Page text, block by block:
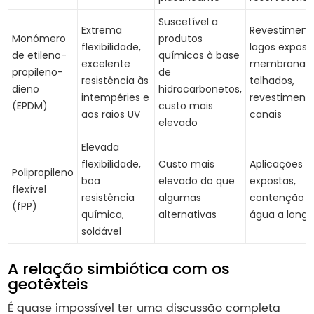
Monómero
de etileno-
propileno-
dieno
(EPDM)
Extrema
flexibilidade,
excelente
resistência às
intempéries e
aos raios UV
Suscetível a
produtos
químicos à base
de
hidrocarbonetos,
custo mais
elevado
lagos
membranas
telhados,
canais
Polipropileno
flexível
(fPP)
Elevada
flexibilidade,
boa
resistência
química,
soldável
Custo mais
elevado do que
algumas
alternativas
Aplicações
expostas,
contenção
água a
A relação simbiótica com os
geotêxteis
É quase impossível ter uma discussão completa